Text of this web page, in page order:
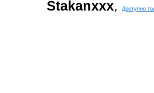
Stakanxxx, Доступно